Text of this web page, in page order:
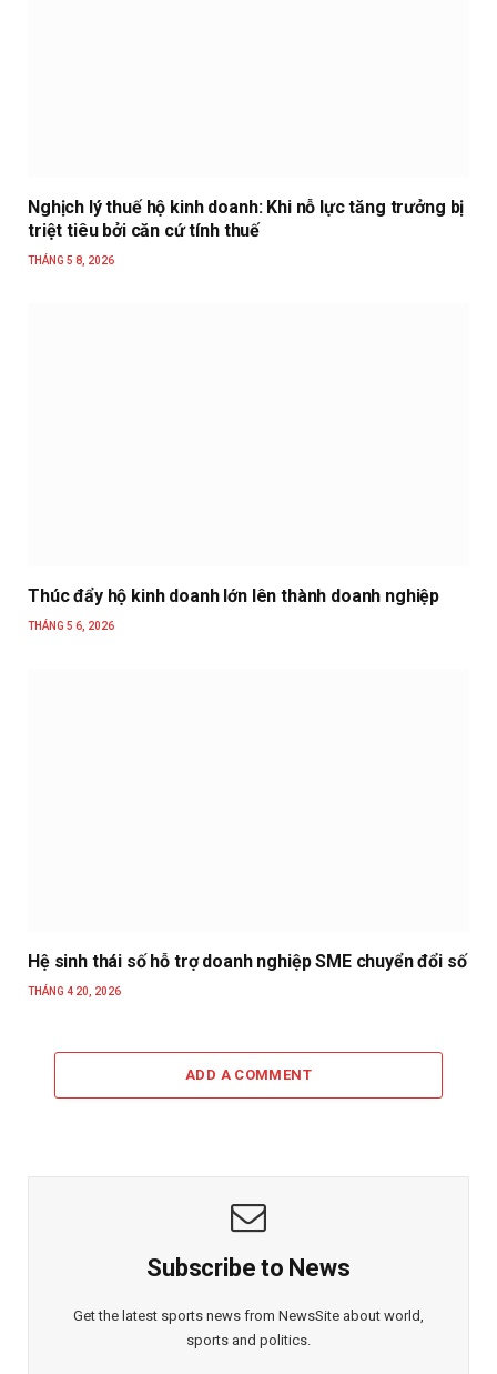
Nghịch lý thuế hộ kinh doanh: Khi nỗ lực tăng trưởng bị
triệt tiêu bởi căn cứ tính thuế
THÁNG 5 8, 2026
Thúc đẩy hộ kinh doanh lớn lên thành doanh nghiệp
THÁNG 5 6, 2026
Hệ sinh thái số hỗ trợ doanh nghiệp SME chuyển đổi số
THÁNG 4 20, 2026
ADD A COMMENT
Subscribe to News
Get the latest sports news from NewsSite about world,
sports and politics.